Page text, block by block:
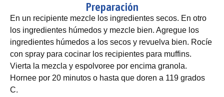
Preparación
En un recipiente mezcle los ingredientes secos. En otro
los ingredientes húmedos y mezcle bien. Agregue los
ingredientes húmedos a los secos y revuelva bien. Rocíe
con spray para cocinar los recipientes para muffins.
Vierta la mezcla y espolvoree por encima granola.
Hornee por 20 minutos o hasta que doren a 119 grados
C.